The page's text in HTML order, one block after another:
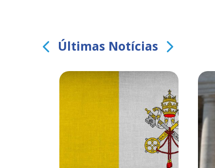
Últimas Notícias